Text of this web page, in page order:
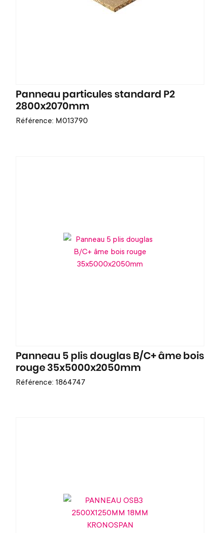
Panneau particules standard P2
2800x2070mm
Référence: M013790
Panneau 5 plis douglas B/C+ âme bois
rouge 35x5000x2050mm
Référence: 1864747